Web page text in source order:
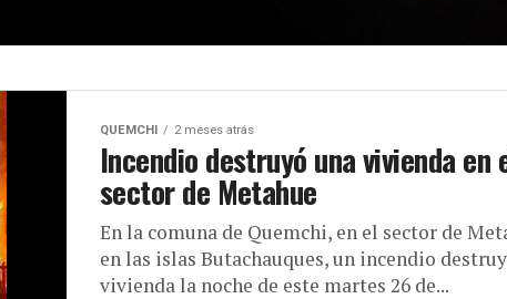
QUEMCHI 2 meses atrás
Incendio destruyó una vivienda en
sector de Metahue
En la comuna de Quemchi, en el sector de
en las islas Butachauques, un incendio
vivienda la noche de este martes 26 de...